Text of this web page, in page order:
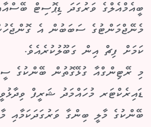
ބީއެމްއެލްގެ ވަރުގަދަ ޑިޕޮސިޓް
މެނޭޖްމަންޓުގެ ސަބަބުން އެ
ކަމަށް ފިޗް އިން ގަބޫލުކުރެއެވެ.
މި ރޭޓިންގްއާ ގުޅޭގޮތުން ބޭންކުގެ
ޑައިރެކްޓަރ މުހައްމަދު ޝަރީފް
ބޭންކުގެ މާލީ ބިންގާ ވަރުގަދަކަމާއި